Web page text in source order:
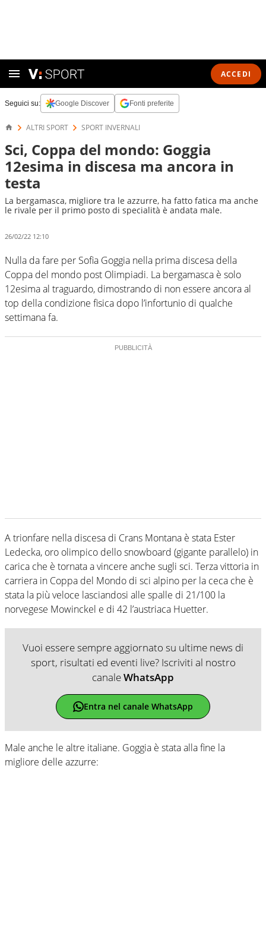
ACCEDI
Seguici su: Google Discover Fonti preferite
ALTRI SPORT SPORT INVERNALI
Sci, Coppa del mondo: Goggia
12esima in discesa ma ancora in
testa
La bergamasca, migliore tra le azzurre, ha fatto fatica ma anche
le rivale per il primo posto di specialità è andata male.
26/02/22 12:10
Nulla da fare per Sofia Goggia nella prima discesa della
Coppa del mondo post Olimpiadi. La bergamasca è solo
12esima al traguardo, dimostrando di non essere ancora al
top della condizione fisica dopo l’infortunio di qualche
settimana fa.
A trionfare nella discesa di Crans Montana è stata Ester
Ledecka, oro olimpico dello snowboard (gigante parallelo) in
carica che è tornata a vincere anche sugli sci. Terza vittoria in
carriera in Coppa del Mondo di sci alpino per la ceca che è
stata la più veloce lasciandosi alle spalle di 21/100 la
norvegese Mowinckel e di 42 l’austriaca Huetter.
Vuoi essere sempre aggiornato su ultime news di
sport, risultati ed eventi live? Iscriviti al nostro
canaleWhatsApp
Entra nel canale WhatsApp
Male anche le altre italiane. Goggia è stata alla fine la
migliore delle azzurre: